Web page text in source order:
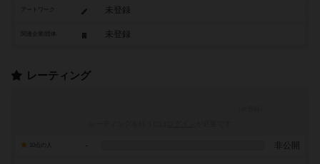
アートワーク 未登録
未登録
レーティング
- 非公開